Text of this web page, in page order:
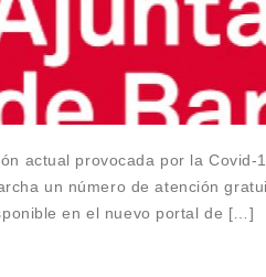
actual provocada por la
un número de atención
en el nuevo portal de […]